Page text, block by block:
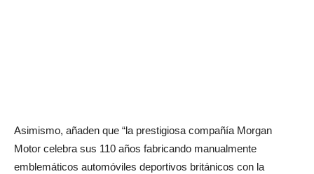
Asimismo, añaden que “la prestigiosa compañía Morgan
Motor celebra sus 110 años fabricando manualmente
emblemáticos automóviles deportivos británicos con la